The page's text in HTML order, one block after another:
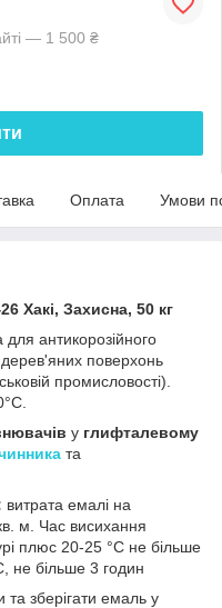
— 1 500 ₴
Оплата Умови
Хакі, Захисна, 50 кг
антикорозійного
поверхонь
промисловості).
у глифталевому
та
витрата емалі на
м. Час висихання
плюс 20-25 °C не більше
не більше 3 годин
та зберігати емаль у